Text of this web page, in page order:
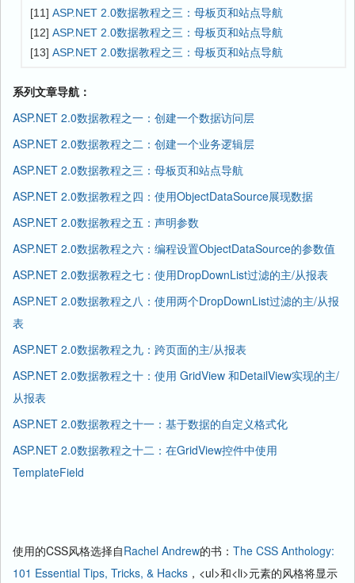
[11] ASP.NET 2.0数据教程之三：母板页和站点导航
[12] ASP.NET 2.0数据教程之三：母板页和站点导航
[13] ASP.NET 2.0数据教程之三：母板页和站点导航
系列文章导航：
ASP.NET 2.0数据教程之一：创建一个数据访问层
ASP.NET 2.0数据教程之二：创建一个业务逻辑层
ASP.NET 2.0数据教程之三：母板页和站点导航
ASP.NET 2.0数据教程之四：使用ObjectDataSource展现数据
ASP.NET 2.0数据教程之五：声明参数
ASP.NET 2.0数据教程之六：编程设置ObjectDataSource的参数值
ASP.NET 2.0数据教程之七：使用DropDownList过滤的主/从报表
ASP.NET 2.0数据教程之八：使用两个DropDownList过滤的主/从报
表
ASP.NET 2.0数据教程之九：跨页面的主/从报表
ASP.NET 2.0数据教程之十：使用 GridView 和DetailView实现的主/
从报表
ASP.NET 2.0数据教程之十一：基于数据的自定义格式化
ASP.NET 2.0数据教程之十二：在GridView控件中使用
TemplateField
使用的CSS风格选择自Rachel Andrew的书： The CSS Anthology:
101 Essential Tips, Tricks, & Hacks ，<ul>和<li>元素的风格将显示